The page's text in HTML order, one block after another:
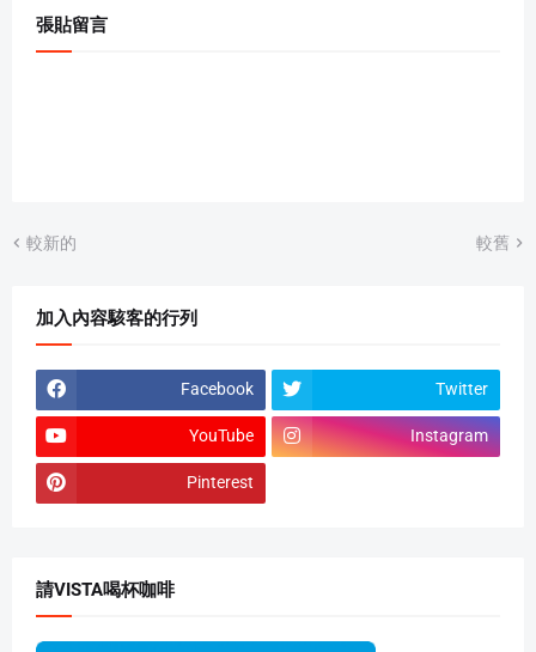
張貼留言
較新的 較舊
加入內容駭客的行列
Facebook Twitter
YouTube Instagram
Pinterest
請VISTA喝杯咖啡